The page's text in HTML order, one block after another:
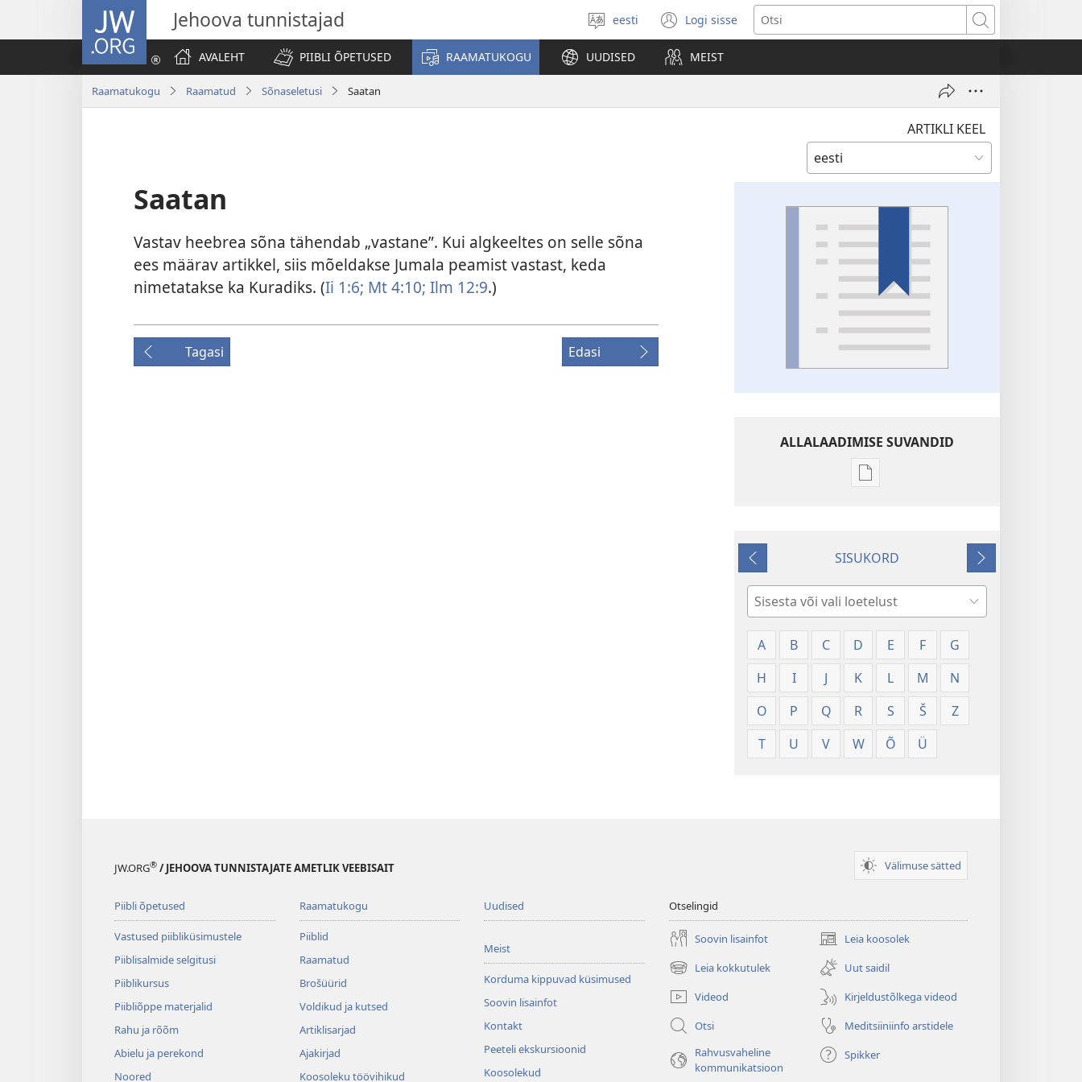
JW.ORG Jehoova tunnistajad
Vali
keel
eesti Logi sisse
(avab
uue
akna)
Otsi
AVALEHT
PIIBLI ÕPETUSED RAAMATUKOGU UUDISED MEIST
Raamatukogu Raamatud Sõnaseletusi Saatan
ARTIKLI KEEL
Saatan
Vastav heebrea sõna tähendab „vastane”. Kui algkeeltes on selle sõna
ees määrav artikkel, siis mõeldakse Jumala peamist vastast, keda
nimetatakse ka Kuradiks. (Ii 1:6; Mt 4:10; Ilm 12:9.)
Tagasi Edasi
ALLALAADIMISE SUVANDID
Väljaannete
Tagasi
SISUKORD
Edasi
Otsi
A
B C D E F
G
H
I J K L M
N
O
P Q R S Š
Z
T
U V W Õ Ü
JW.ORG® / JEHOOVA TUNNISTAJATE AMETLIK VEEBISAIT Välimuse sätted
Piibli õpetused
Vastused piibliküsimustele
Piiblisalmide selgitusi
Piiblikursus
Piibliõppe materjalid
Rahu ja rõõm
Abielu ja perekond
Noored
Raamatukogu
Piiblid
Raamatud
Brošüürid
Voldikud ja kutsed
Artiklisarjad
Ajakirjad
Koosoleku töövihikud
Uudised
Meist
Korduma kippuvad küsimused
Soovin lisainfot
Kontakt
Peeteli ekskursioonid
Koosolekud
Otselingid
Soovin lisainfot Leia koosolek
(avab
uue
akna)
Leia kokkutulek
(avab
uue
akna)
Uut saidil
Videod
Kirjeldustõlkega videod
Otsi
Meditsiiniinfo arstidele
Rahvusvaheline
kommunikatsioon
Spikker